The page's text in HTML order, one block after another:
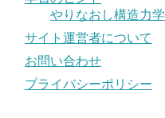
やりなおし構造力学
サイト運営者について
お問い合わせ
プライバシーポリシー